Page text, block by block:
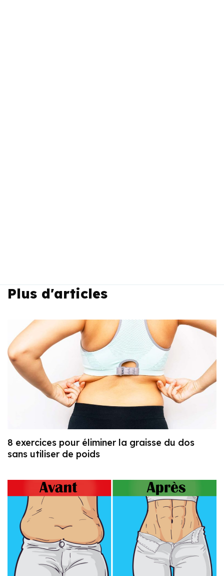
Plus d'articles
8 exercices pour éliminer la graisse du dos
sans utiliser de poids